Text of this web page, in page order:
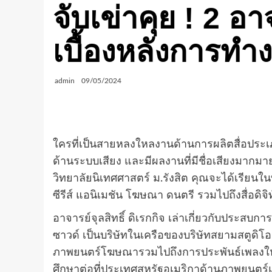
จับเข่าคุย ! 2 อ
เบื้องหลังการทำ
admin 09/05/2024
ใครที่เป็นสายหลงใหลงานด้านการผลิตสื่อปร
ด้านระบบเสียง และมีผลงานที่มีชื่อเสียงมากม
วิทยาลัยนิเทศศาสตร์ ม.รังสิต คุณจะได้เรียนใ
ซีรีส์ แอนิเมชัน โฆษณา ดนตรี รวมไปถึงสื่อดิ
อาจารย์จุลสิทธิ์ ดิเรกกิจ เล่าเกี่ยวกับประสบก
ซาวด์ เป็นบริษัทในเครือของบริษัทสยามสตูดิโ
ภาพยนตร์โฆษณารวมไปถึงการประพันธ์เพลง
ศึกษาต่อที่ประเทศสหรัฐอเมริกาด้านภาพยนต